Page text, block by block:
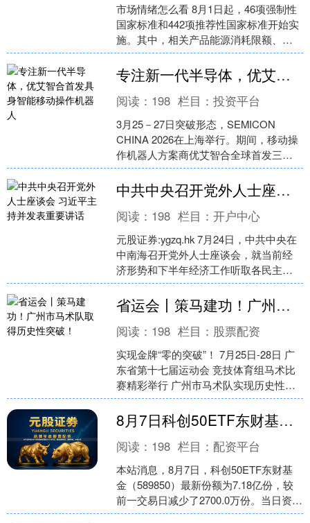
市场情绪怎么看 8月1日起，46项强制性
国家标准和442项推荐性国家标准开始实
施。其中，相关产品能源消耗限额、黄
河流域用水定额、家用太阳能热水系
统、脑机接口、数....
专注新一代半导体，优艾智合首发具身智能移动操作机器人
阅读： 198 栏目：投资平台
3月25－27日突破形态，SEMICON
CHINA 2026在上海举行。期间，移动操
作机器人方案商优艾智合全球首发三款
新一代半导体具身智能移动操作机器
人：OW....
中共中央召开党外人士座谈会 习近平主持并发表重要讲话
阅读： 198 栏目：开户中心
元股证券:ygzq.hk 7月24日，中共中央在
中南海召开党外人士座谈会，就当前经
济形势和下半年经济工作听取各民主党
派中央、全国工商联负责人和无党派人
士代表的意....
省运会丨策马建功！广州市马术队取得历史性突破！
阅读： 198 栏目： 股票配资
实现金牌“零的突破”！ 7月25日-28日 广
东省第十七届运动会 竞技体育组马术比
赛精彩举行 广州市马术队实现历史性突
破 在乙组场地障碍团体赛、个人赛中夺
得2枚....
8月7日科创50ETF东财基金份额减少2700万份，重仓股寒武纪、澜起科技、中微公司
阅读： 198 栏目：配资平台
本站消息，8月7日，科创50ETF东财基
金（589850）最新份额为7.18亿份，较
前一交易日减少了2700.0万份。当日资金
净流出1443.69万元（资金流向....